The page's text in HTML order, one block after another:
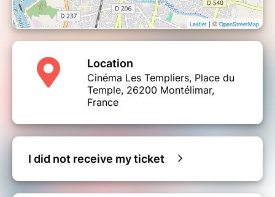
Leaflet | ©OpenStreetMap
Location
Cinéma Les Templiers, Place du
Temple, 26200 Montélimar,
France
I did not receive my ticket